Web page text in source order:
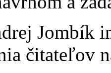
Jombík
čitateľov